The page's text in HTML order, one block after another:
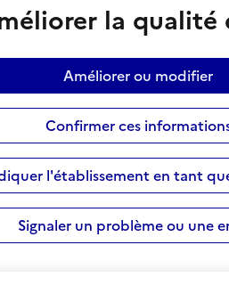
la
Améliorer ou modifier
Confirmer ces
l'établissement en tant
Signaler un problème ou une